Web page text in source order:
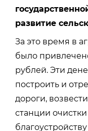
развитие
За это время в
было
рублей. Эти
построить и
дороги,
станции